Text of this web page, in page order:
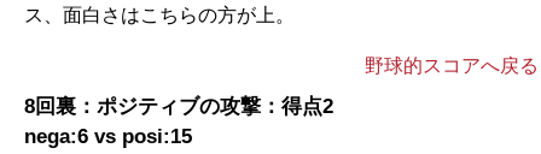
ス、面白さはこちらの方が上。
野球的スコアへ戻る
8回裏：ポジティブの攻撃：得点2
nega:6 vs posi:15